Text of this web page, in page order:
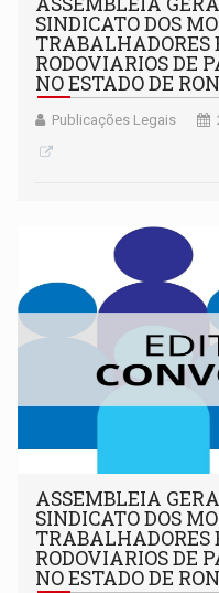
SINDICATO DOS
TRABALHADORES
RODOVIARIOS DE
NO ESTADO DE
Publicações Legais
ASSEMBLEIA
SINDICATO DOS
TRABALHADORES
RODOVIARIOS DE
NO ESTADO DE